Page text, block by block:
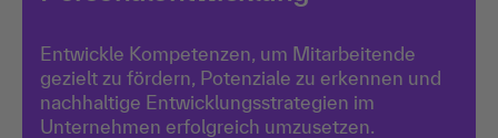
Entwickle Kompetenzen, um Mitarbeitende
gezielt zu fördern, Potenziale zu erkennen und
nachhaltige Entwicklungsstrategien im
Unternehmen erfolgreich umzusetzen.